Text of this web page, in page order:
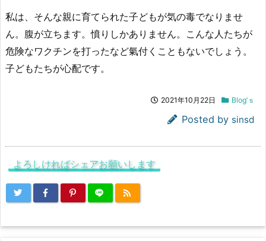
私は、そんな親に育てられた子どもが気の毒でなりませ
ん。腹が立ちます。憤りしかありません。こんな人たちが
危険なワクチンを打ったなど氣付くこともないでしょう。
子どもたちが心配です。
2021年10月22日 Blog’ｓ
Posted by sinsd
よろしければシェアお願いします